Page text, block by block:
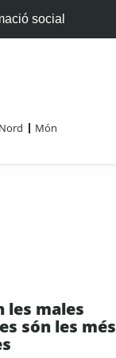
social
Món
les males
són les més